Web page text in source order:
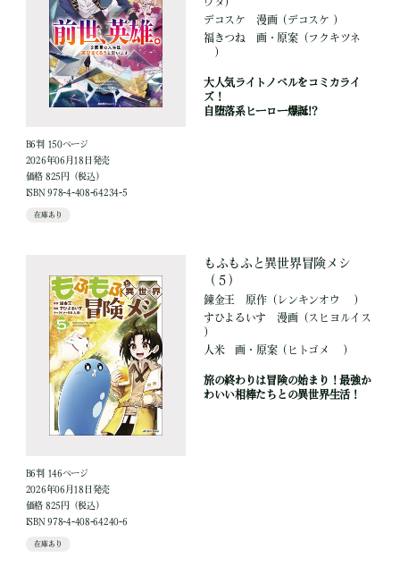
B6判 150ページ
2026年06月18日発売
価格 825円（税込）
ISBN 978-4-408-64234-5
在庫あり
ウタ）
デコスケ
漫画 （デコスケ ）
福きつね
画・原案（フクキツネ
）
大人気ライトノベルをコミカライ
ズ！
自堕落系ヒーロー爆誕!?
B6判 146ページ
2026年06月18日発売
価格 825円（税込）
ISBN 978-4-408-64240-6
在庫あり
もふもふと異世界冒険メシ
（５）
錬金王 原作（レンキンオウ ）
すひよるいす
漫画（スヒヨルイス
）
人米
画・原案（ヒトゴメ ）
旅の終わりは冒険の始まり！最強か
わいい相棒たちとの異世界生活！